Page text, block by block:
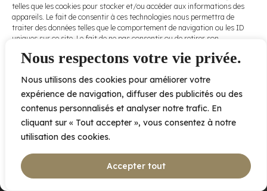
Nous respectons votre vie privée.
Nous utilisons des cookies pour améliorer votre
expérience de navigation, diffuser des publicités ou des
contenus personnalisés et analyser notre trafic. En
cliquant sur « Tout accepter », vous consentez à notre
utilisation des cookies.
Accepter tout
telles que les cookies pour stocker et/ou accéder aux informations des
appareils. Le fait de consentir à ces technologies nous permettra de
traiter des données telles que le comportement de navigation ou les ID
uniques sur ce site. Le fait de ne pas consentir ou de retirer son
et fonctions.
Accepter
Refuser
d’utilisationet
nospolitiques
de
confidentialité .